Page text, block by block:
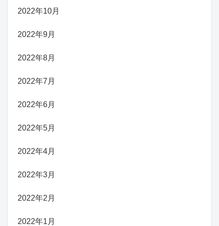
2022年10月
2022年9月
2022年8月
2022年7月
2022年6月
2022年5月
2022年4月
2022年3月
2022年2月
2022年1月